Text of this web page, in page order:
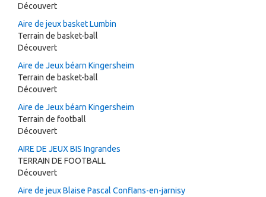
Découvert
Aire de jeux basket Lumbin
Terrain de basket-ball
Découvert
Aire de Jeux béarn Kingersheim
Terrain de basket-ball
Découvert
Aire de Jeux béarn Kingersheim
Terrain de football
Découvert
AIRE DE JEUX BIS Ingrandes
TERRAIN DE FOOTBALL
Découvert
Aire de jeux Blaise Pascal Conflans-en-jarnisy